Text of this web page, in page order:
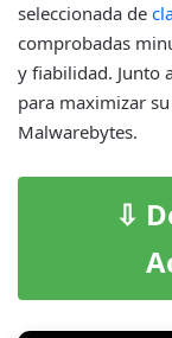
seleccionada de
comprobadas
y fiabilidad. Junto
para maximizar
Malwarebytes.
⇩